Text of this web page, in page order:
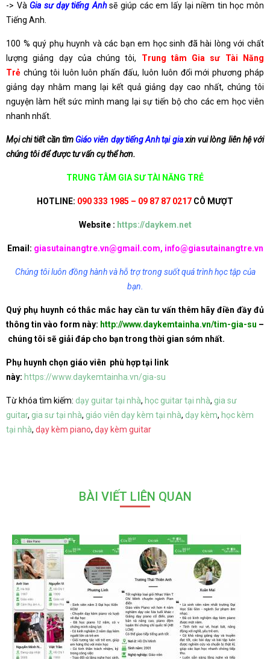
-> Và Gia sư dạy tiếng Anhsẽ giúp các em lấy lại niềm tin học môn
Tiếng Anh.
100 % quý phụ huynh và các bạn em học sinh đã hài lòng với chất
lượng giảng dạy của chúng tôi, Trung tâm Gia sư Tài Năng
Trẻ chúng tôi luôn luôn phấn đấu, luôn luôn đổi mới phương pháp
giảng dạy nhằm mang lại kết quả giảng dạy cao nhất, chúng tôi
nguyện làm hết sức mình mang lại sự tiến bộ cho các em học viên
nhanh nhất.
Mọi chi tiết cần tìm Giáo viên dạy tiếng Anh tại giaxin vui lòng liên hệ với
chúng tôi để được tư vấn cụ thể hơn.
TRUNG TÂM GIA SƯ TÀI NĂNG TRẺ
HOTLINE: 090 333 1985 – 09 87 87 0217 CÔ MƯỢT
Website : https://daykem.net
Email: giasutainangtre.vn@gmail.com, info@giasutainangtre.vn
Chúng tôi luôn đồng hành và hỗ trợ trong suốt quá trình học tập của
bạn.
Quý phụ huynh có thắc mắc hay cần tư vấn thêm hãy điền đầy đủ
thông tin vào form này: http://www.daykemtainha.vn/tim-gia-su –
chúng tôi sẽ giải đáp cho bạn trong thời gian sớm nhất.
Phụ huynh chọn giáo viên phù hợp tại link
này: https://www.daykemtainha.vn/gia-su
Từ khóa tìm kiếm: dạy guitar tại nhà, học guitar tại nhà, gia sư
guitar, gia sư tại nhà, giáo viên dạy kèm tại nhà, dạy kèm, học kèm
tại nhà, dạy kèm piano, dạy kèm guitar
BÀI VIẾT LIÊN QUAN